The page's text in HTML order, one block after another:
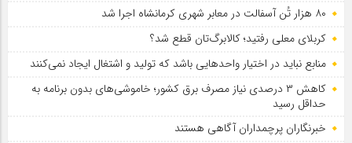
۸۰ هزار تُن آسفالت در معابر شهری کرمانشاه اجرا شد
کربلای معلی رفتید؛ کالابرگ‌تان قطع شد؟
منابع نباید در اختیار واحدهایی باشد که تولید و اشتغال ایجاد نمی‌کنند
کاهش ۳ درصدی نیاز مصرف برق کشور؛ خاموشی‌های بدون برنامه به
حداقل رسید
خبرنگاران پرچمداران آگاهی هستند